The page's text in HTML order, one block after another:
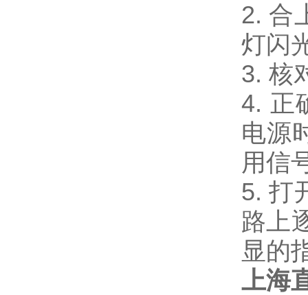
2. 合
灯闪
3. 核
4. 正
电源
用信
5. 打
路上
显的
上海